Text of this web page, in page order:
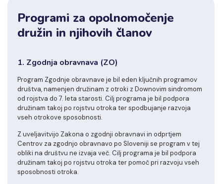
Programi za opolnomočenje
družin in njihovih članov
1. Zgodnja obravnava (ZO)
Program Zgodnje obravnave je bil eden ključnih programov
društva, namenjen družinam z otroki z Downovim sindromom
od rojstva do 7. leta starosti. Cilj programa je bil podpora
družinam takoj po rojstvu otroka ter spodbujanje razvoja
vseh otrokove sposobnosti.
Z uveljavitvijo Zakona o zgodnji obravnavi in odprtjem
Centrov za zgodnjo obravnavo po Sloveniji se program v tej
obliki na društvu ne izvaja več. Cilj programa je bil podpora
družinam takoj po rojstvu otroka ter pomoč pri razvoju vseh
sposobnosti otroka.